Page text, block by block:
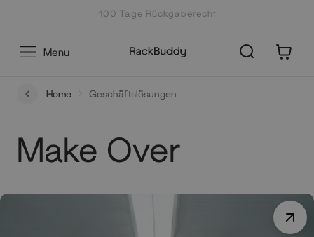
100 Tage Rückgaberecht
Menu
Home Geschäftslösungen
Make Over